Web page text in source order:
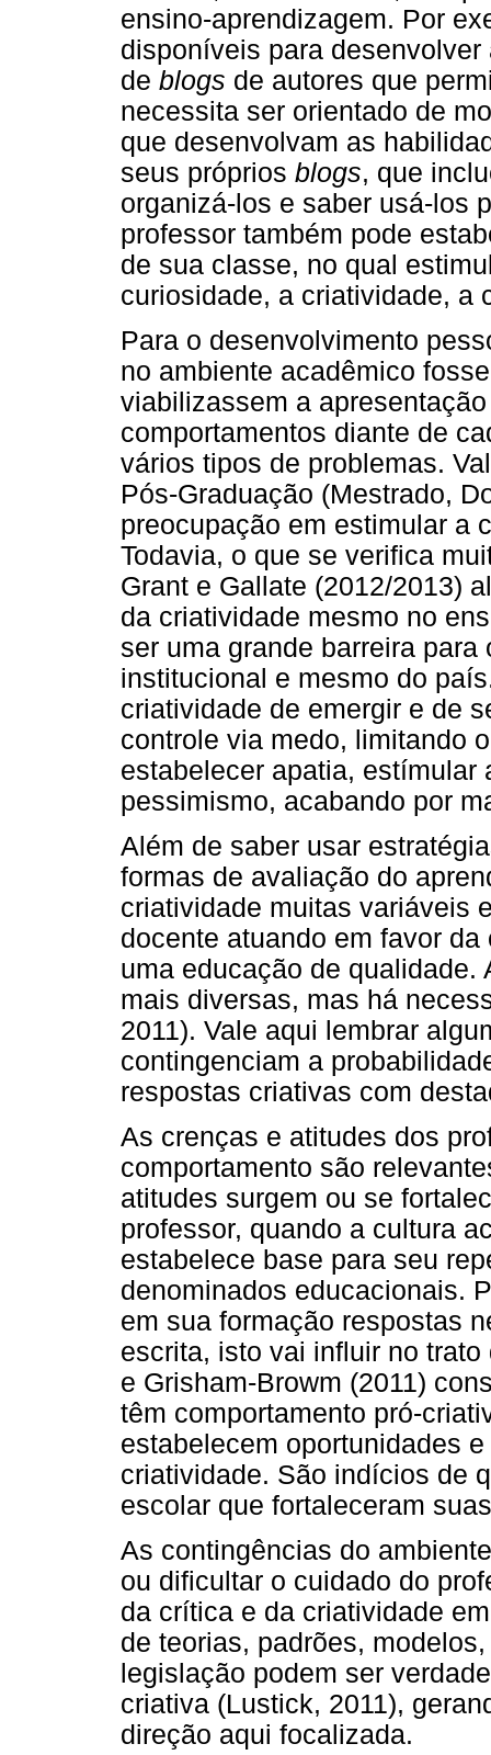
ensino-aprendizagem. Por
disponíveis para
de blogs de autores que
necessita ser orientado de
que desenvolvam as
seus próprios blogs, que
organizá-los e saber usá-los
professor também pode
de sua classe, no qual
curiosidade, a criatividade, a
Para o desenvolvimento
no ambiente acadêmico
viabilizassem a
comportamentos diante de
vários tipos de problemas.
Pós-Graduação (Mestrado,
preocupação em estimular a
Todavia, o que se verifica
Grant e Gallate (2012/2013)
da criatividade mesmo no
ser uma grande barreira
institucional e mesmo do
criatividade de emergir e de
controle via medo, limitando
estabelecer apatia, estímular
pessimismo, acabando por
Além de saber usar
formas de avaliação do
criatividade muitas variáveis
docente atuando em favor
uma educação de
mais diversas, mas há
2011). Vale aqui lembrar
contingenciam a
respostas criativas com
As crenças e atitudes dos
comportamento são
atitudes surgem ou se
professor, quando a cultura
estabelece base para seu
denominados educacionais.
em sua formação respostas
escrita, isto vai influir no
e Grisham-Browm (2011)
têm comportamento pró-
estabelecem oportunidades
criatividade. São indícios de
escolar que fortaleceram
As contingências do
ou dificultar o cuidado do
da crítica e da criatividade
de teorias, padrões,
legislação podem ser
criativa (Lustick, 2011),
direção aqui focalizada.